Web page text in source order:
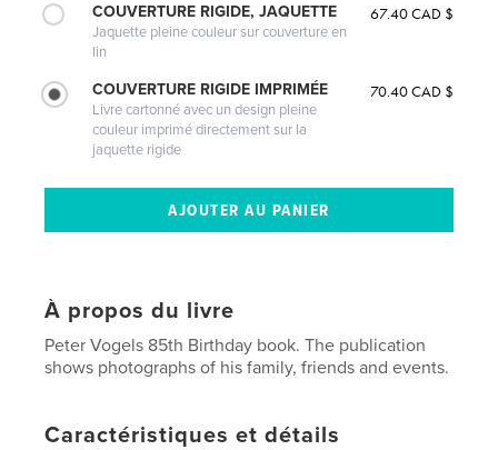
COUVERTURE RIGIDE, JAQUETTE
Jaquette pleine couleur sur couverture en
lin
67.40 CAD $
COUVERTURE RIGIDE IMPRIMÉE
Livre cartonné avec un design pleine
couleur imprimé directement sur la
jaquette rigide
70.40 CAD $
À propos du livre
Peter Vogels 85th Birthday book. The publication
shows photographs of his family, friends and events.
Caractéristiques et détails